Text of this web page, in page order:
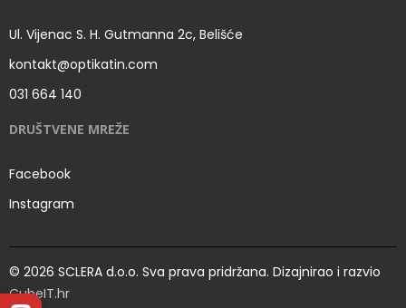
Ul. Vijenac S. H. Gutmanna 2c, Belišće
kontakt@optikatin.com
031 664 140
DRUŠTVENE MREŽE
Facebook
Instagram
© 2026 SCLERA d.o.o. Sva prava pridržana. Dizajnirao i razvio
CubeIT.hr